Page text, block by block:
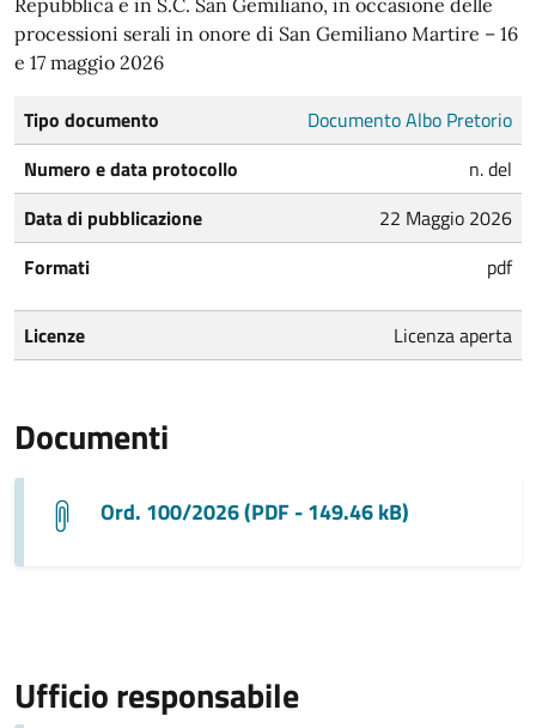
processioni serali in onore di San Gemiliano Martire – 16
e 17 maggio 2026
Tipo documento
Documento Albo Pretorio
Numero e data protocollo
n. del
Data di pubblicazione
22 Maggio 2026
Formati
pdf
Licenze Licenza aperta
Documenti
Ord. 100/2026 (PDF - 149.46 kB)
Ufficio responsabile